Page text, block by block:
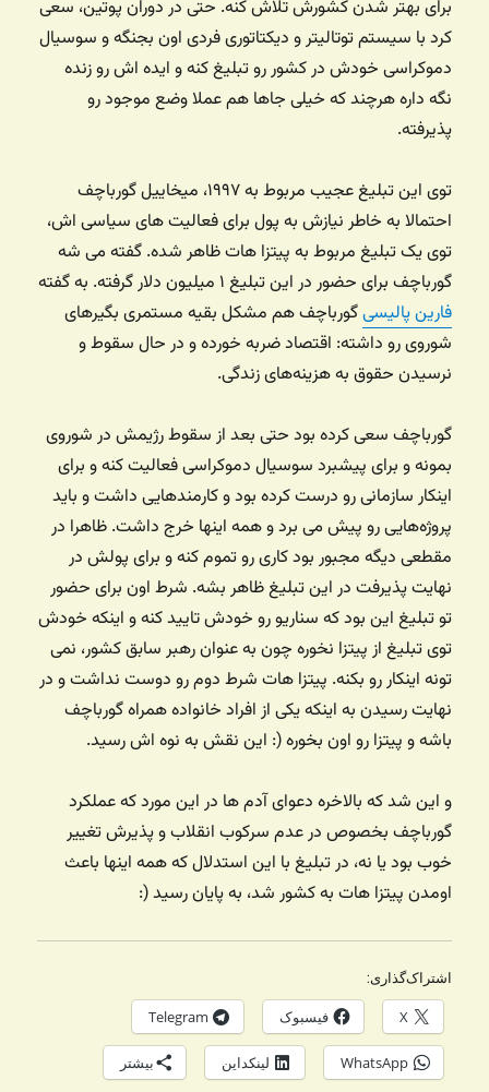
برای بهتر شدن کشورش تلاش کنه. حتی در دوران پوتین، سعی
کرد با سیستم توتالیتر و دیکتاتوری فردی اون بجنگه و سوسیال
دموکراسی خودش در کشور رو تبلیغ کنه و ایده اش رو زنده
نگه داره هرچند که خیلی جاها هم عملا وضع موجود رو
پذیرفته.
توی این تبلیغ عجیب مربوط به ۱۹۹۷، میخاییل گورباچف
احتمالا به خاطر نیازش به پول برای فعالیت های سیاسی اش،
توی یک تبلیغ مربوط به پیتزا هات ظاهر شده. گفته می شه
گورباچف برای حضور در این تبلیغ ۱ میلیون دلار گرفته. به گفته
فارین پالیسیگورباچف هم مشکل بقیه مستمری بگیرهای
شوروی رو داشته: اقتصاد ضربه خورده و در حال سقوط و
نرسیدن حقوق به هزینه‌های زندگی.
گورباچف سعی کرده بود حتی بعد از سقوط رژیمش در شوروی
بمونه و برای پیشبرد سوسیال دموکراسی فعالیت کنه و برای
اینکار سازمانی رو درست کرده بود و کارمندهایی داشت و باید
پروژه‌هایی رو پیش می برد و همه اینها خرج داشت. ظاهرا در
مقطعی دیگه مجبور بود کاری رو تموم کنه و برای پولش در
نهایت پذیرفت در این تبلیغ ظاهر بشه. شرط اون برای حضور
تو تبلیغ این بود که سناریو رو خودش تایید کنه و اینکه خودش
توی تبلیغ از پیتزا نخوره چون به عنوان رهبر سابق کشور، نمی
تونه اینکار رو بکنه. پیتزا هات شرط دوم رو دوست نداشت و در
نهایت رسیدن به اینکه یکی از افراد خانواده همراه گورباچف
باشه و پیتزا رو اون بخوره (: این نقش به نوه اش رسید.
و این شد که بالاخره دعوای آدم ها در این مورد که عملکرد
گورباچف بخصوص در عدم سرکوب انقلاب و پذیرش تغییر
خوب بود یا نه، در تبلیغ با این استدلال که همه اینها باعث
اومدن پیتزا هات به کشور شد، به پایان رسید (:
اشتراک‌گذاری:
X فیسبوک Telegram
WhatsApp لینکداین بیشتر